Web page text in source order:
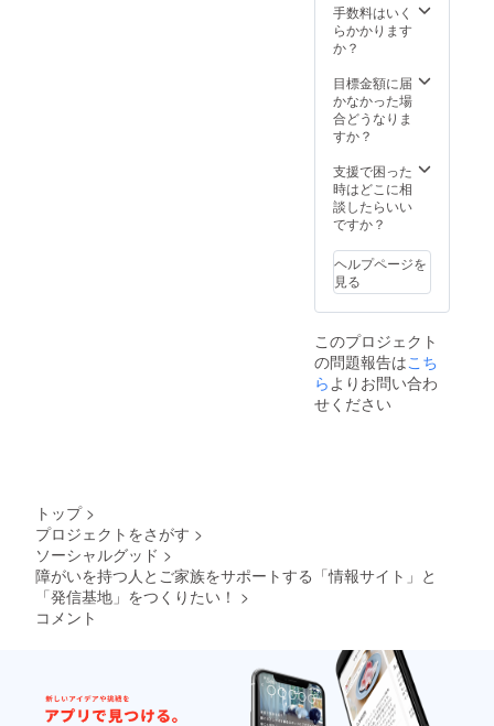
手数料はいく
らかかります
か？
目標金額に届
かなかった場
合どうなりま
すか？
支援で困った
時はどこに相
談したらいい
ですか？
ヘルプページを
見る
このプロジェクト
の問題報告はこち
ら よりお問い合わ
せください
トップ >
プロジェクトをさがす >
ソーシャルグッド >
障がいを持つ人とご家族をサポートする「情報サイト」と
「発信基地」をつくりたい！ >
コメント